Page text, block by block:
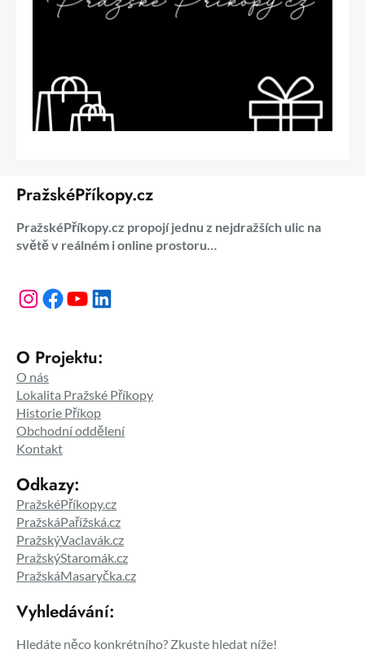
PražskéPříkopy.cz
PražskéPříkopy.cz propojí jednu z nejdražších ulic na
světě v reálném i online prostoru…
Instagram Facebook YouTube LinkedIn
O Projektu:
O nás
Lokalita Pražské Příkopy
Historie Příkop
Obchodní oddělení
Kontakt
Odkazy:
PražskéPříkopy.cz
PražskáPařížská.cz
PražskýVaclavák.cz
PražskýStaromák.cz
PražskáMasaryčka.cz
Vyhledávání:
Hledáte něco konkrétního? Zkuste hledat níže!